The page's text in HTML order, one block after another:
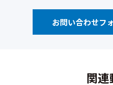
お問い合わせフ
関連